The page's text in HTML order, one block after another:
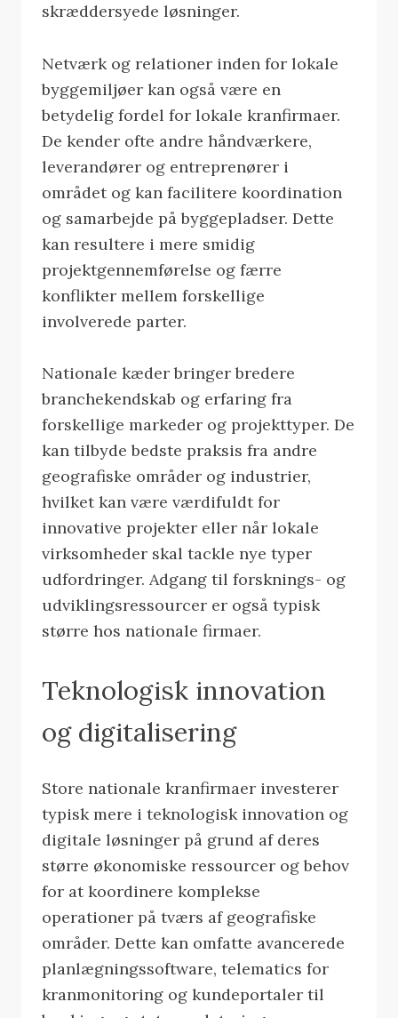
skræddersyede løsninger.
Netværk og relationer inden for lokale
byggemiljøer kan også være en
betydelig fordel for lokale kranfirmaer.
De kender ofte andre håndværkere,
leverandører og entreprenører i
området og kan facilitere koordination
og samarbejde på byggepladser. Dette
kan resultere i mere smidig
projektgennemførelse og færre
konflikter mellem forskellige
involverede parter.
Nationale kæder bringer bredere
branchekendskab og erfaring fra
forskellige markeder og projekttyper. De
kan tilbyde bedste praksis fra andre
geografiske områder og industrier,
hvilket kan være værdifuldt for
innovative projekter eller når lokale
virksomheder skal tackle nye typer
udfordringer. Adgang til forsknings- og
udviklingsressourcer er også typisk
større hos nationale firmaer.
Teknologisk innovation
og digitalisering
Store nationale kranfirmaer investerer
typisk mere i teknologisk innovation og
digitale løsninger på grund af deres
større økonomiske ressourcer og behov
for at koordinere komplekse
operationer på tværs af geografiske
områder. Dette kan omfatte avancerede
planlægningssoftware, telematics for
kranmonitoring og kundeportaler til